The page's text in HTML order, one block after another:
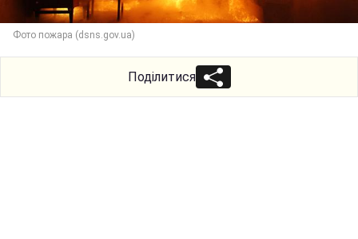
Фото пожара (dsns.gov.ua)
Поділитися